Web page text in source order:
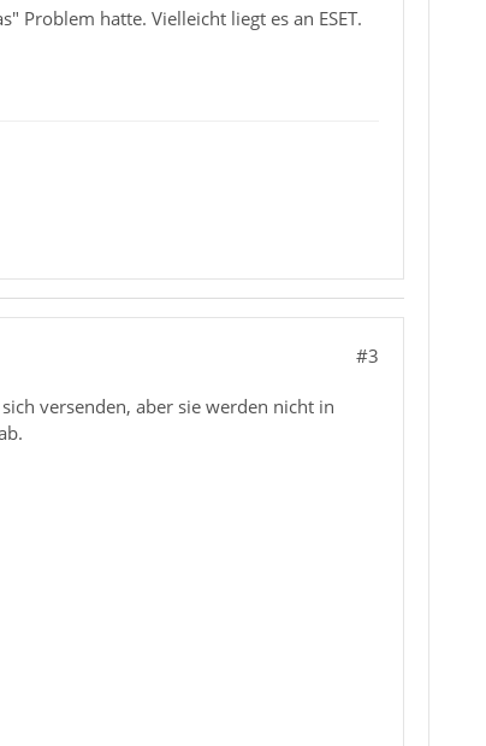
Problem hatte. Vielleicht liegt es an ESET.
#3
versenden, aber sie werden nicht in